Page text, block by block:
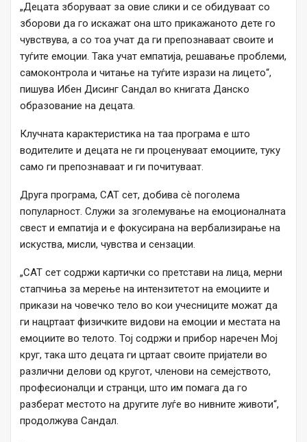
„Децата зборуваат за овие слики и се обидуваат со
зборови да го искажат она што прикажаното дете го
чувствува, а со тоа учат да ги препознаваат своите и
туѓите емоции. Така учат емпатија, решавање проблеми,
самоконтрола и читање на туѓите изрази на лицето“,
пишува Ибен Дисинг Сандал во книгата Данско
образование на децата.
Клучната карактеристика на таа програма е што
водителите и децата не ги проценуваат емоциите, туку
само ги препознаваат и ги почитуваат.
Друга програма, CAT сет, добива сè поголема
популарност. Служи за зголемување на емоционалната
свест и емпатија и е фокусирана на вербализирање на
искуства, мисли, чувства и сензации.
„CAT сет содржи картички со претстави на лица, мерни
стапчиња за мерење на интензитетот на емоциите и
прикази на човечко тело во кои учесниците можат да
ги нацртаат физичките видови на емоции и местата на
емоциите во телото. Тој содржи и прибор наречен Мој
круг, така што децата ги цртаат своите пријатели во
различни делови од кругот, членови на семејството,
професионалци и странци, што им помага да го
разберат местото на другите луѓе во нивните животи“,
продолжува Сандал.